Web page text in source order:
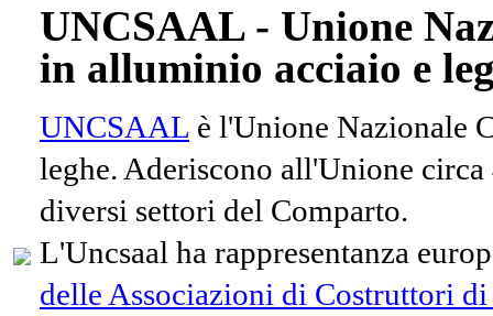
UNCSAAL - Unione
in alluminio acciaio e
UNCSAAL è l'Unione Nazionale
leghe. Aderiscono all'Unione
diversi settori del Comparto.
L'Uncsaal ha rappresentanza
delle Associazioni di Costruttori